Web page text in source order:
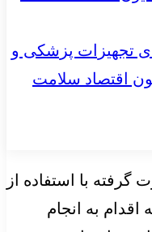
تجهیزات پزشکی و
اقتصاد سلامت
با استفاده از
اقدام به انجام